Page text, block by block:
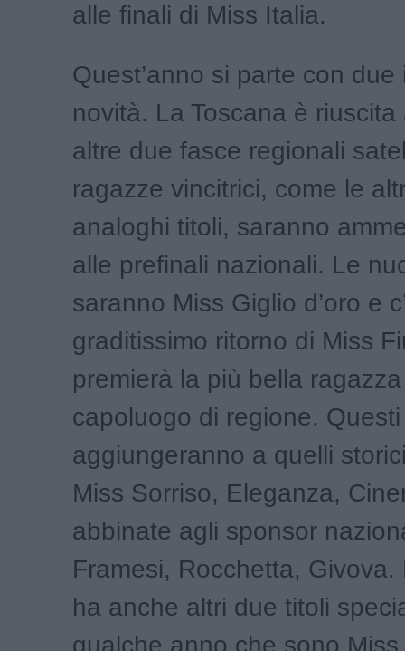
alle finali di Miss Italia.
Quest’anno si parte con due
novità. La Toscana è
altre due fasce regionali
ragazze vincitrici, come le
analoghi titoli, saranno
alle prefinali nazionali. Le
saranno Miss Giglio d’oro e
graditissimo ritorno di Miss
premierà la più bella
capoluogo di regione.
aggiungeranno a quelli
Miss Sorriso, Eleganza,
abbinate agli sponsor
Framesi, Rocchetta, Givova.
ha anche altri due titoli